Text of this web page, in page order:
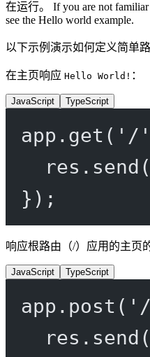
在运行。 If you are not familiar
see the Hello world example.
以下示例演示如何定义简单路
在主页响应 Hello World! ：
JavaScript TypeScript
app. get ( '/'
res. send (
});
响应根路由（/）应用的主页
JavaScript TypeScript
app. post (
res. send (